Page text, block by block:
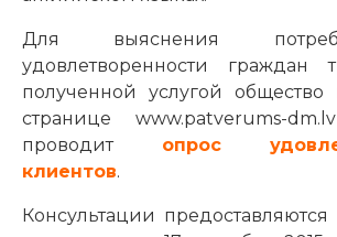
Для выяснения
удовлетворенности граждан
полученной услугой
странице www.patverums-
проводит опрос
клиентов.
Консультации